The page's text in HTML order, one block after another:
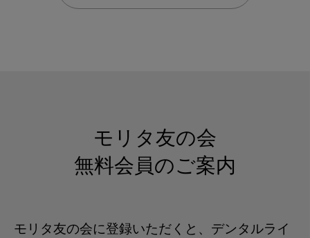
モリタ友の会
無料会員のご案内
モリタ友の会に登録いただくと、デンタルライ